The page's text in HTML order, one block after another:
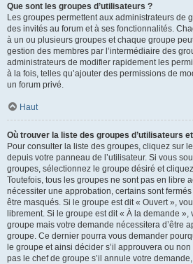
Que sont les groupes d’utilisateurs ?
Les groupes permettent aux administrateurs de
des invités au forum et à ses fonctionnalités.
à un ou plusieurs groupes et chaque groupe
gestion des membres par l’intermédiaire des
administrateurs de modifier rapidement les
à la fois, telles qu’ajouter des permissions de
un forum privé.
Haut
Où trouver la liste des groupes d’utilisateurs
Pour consulter la liste des groupes, cliquez sur
depuis votre panneau de l’utilisateur. Si vous
groupes, sélectionnez le groupe désiré et
Toutefois, tous les groupes ne sont pas en libre
nécessiter une approbation, certains sont fermés
être masqués. Si le groupe est dit « Ouvert »,
librement. Si le groupe est dit « À la demande »,
groupe mais votre demande nécessitera d’être
groupe. Ce dernier pourra vous demander
le groupe et ainsi décider s’il approuvera ou
pas le chef de groupe s’il annule votre